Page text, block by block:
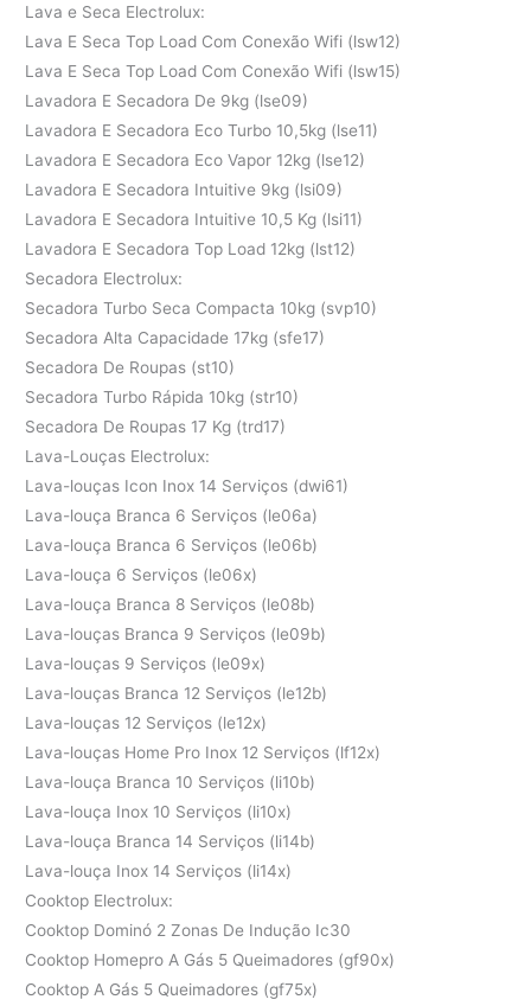
Lava e Seca Electrolux:
Lava E Seca Top Load Com Conexão Wifi (lsw12)
Lava E Seca Top Load Com Conexão Wifi (lsw15)
Lavadora E Secadora De 9kg (lse09)
Lavadora E Secadora Eco Turbo 10,5kg (lse11)
Lavadora E Secadora Eco Vapor 12kg (lse12)
Lavadora E Secadora Intuitive 9kg (lsi09)
Lavadora E Secadora Intuitive 10,5 Kg (lsi11)
Lavadora E Secadora Top Load 12kg (lst12)
Secadora Electrolux:
Secadora Turbo Seca Compacta 10kg (svp10)
Secadora Alta Capacidade 17kg (sfe17)
Secadora De Roupas (st10)
Secadora Turbo Rápida 10kg (str10)
Secadora De Roupas 17 Kg (trd17)
Lava-Louças Electrolux:
Lava-louças Icon Inox 14 Serviços (dwi61)
Lava-louça Branca 6 Serviços (le06a)
Lava-louça Branca 6 Serviços (le06b)
Lava-louça 6 Serviços (le06x)
Lava-louça Branca 8 Serviços (le08b)
Lava-louças Branca 9 Serviços (le09b)
Lava-louças 9 Serviços (le09x)
Lava-louças Branca 12 Serviços (le12b)
Lava-louças 12 Serviços (le12x)
Lava-louças Home Pro Inox 12 Serviços (lf12x)
Lava-louça Branca 10 Serviços (li10b)
Lava-louça Inox 10 Serviços (li10x)
Lava-louça Branca 14 Serviços (li14b)
Lava-louça Inox 14 Serviços (li14x)
Cooktop Electrolux:
Cooktop Dominó 2 Zonas De Indução Ic30
Cooktop Homepro A Gás 5 Queimadores (gf90x)
Cooktop A Gás 5 Queimadores (gf75x)